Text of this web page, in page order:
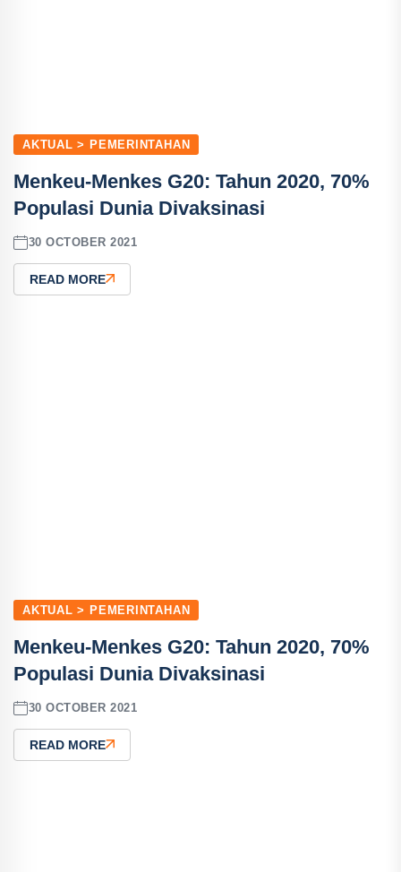
AKTUAL > PEMERINTAHAN
Menkeu-Menkes G20: Tahun 2020, 70%
Populasi Dunia Divaksinasi
30 OCTOBER 2021
READ MORE
AKTUAL > PEMERINTAHAN
Menkeu-Menkes G20: Tahun 2020, 70%
Populasi Dunia Divaksinasi
30 OCTOBER 2021
READ MORE